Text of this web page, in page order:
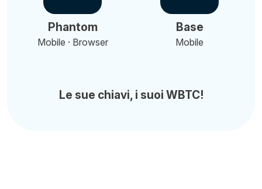
Phantom
Mobile · Browser
Base
Mobile
Le sue chiavi, i suoi WBTC!